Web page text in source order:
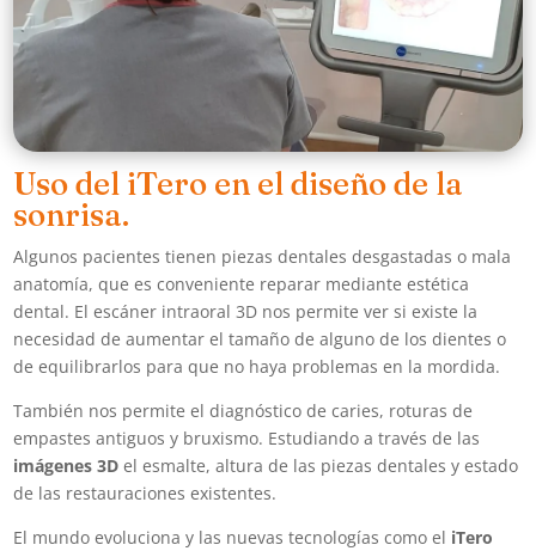
Uso del iTero en el diseño de la
sonrisa.
Algunos pacientes tienen piezas dentales desgastadas o mala
anatomía, que es conveniente reparar mediante estética
dental. El escáner intraoral 3D nos permite ver si existe la
necesidad de aumentar el tamaño de alguno de los dientes o
de equilibrarlos para que no haya problemas en la mordida.
También nos permite el diagnóstico de caries, roturas de
empastes antiguos y bruxismo. Estudiando a través de las
imágenes 3D el esmalte, altura de las piezas dentales y estado
de las restauraciones existentes.
El mundo evoluciona y las nuevas tecnologías como el iTero